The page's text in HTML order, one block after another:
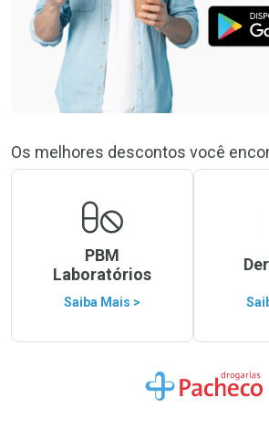
Os melhores descontos você
PBM
Laboratórios
Saiba Mais >
Ir para a Home